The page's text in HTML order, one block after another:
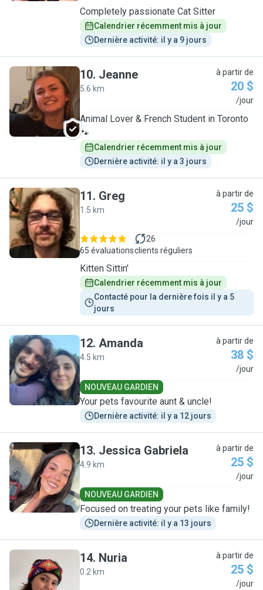
Completely passionate Cat Sitter
Calendrier récemment mis à jour
Dernière activité: il y a 9 jours
J
10. Jeanne
5.6 km
à partir de
20 $
/jour
Animal Lover & French Student in Toronto
🐾
Calendrier récemment mis à jour
Dernière activité: il y a 3 jours
G
11. Greg
1.5 km
à partir de
25 $
/jour
65 évaluations
26
clients réguliers
Kitten Sittin'
Calendrier récemment mis à jour
Contacté pour la dernière fois il y a 5
jours
A
12. Amanda
4.5 km
à partir de
38 $
/jour
NOUVEAU GARDIEN
Your pets favourite aunt & uncle!
Dernière activité: il y a 12 jours
J
13. Jessica Gabriela
4.9 km
à partir de
25 $
/jour
NOUVEAU GARDIEN
Focused on treating your pets like family!
Dernière activité: il y a 13 jours
N
14. Nuria
0.2 km
à partir de
25 $
/jour